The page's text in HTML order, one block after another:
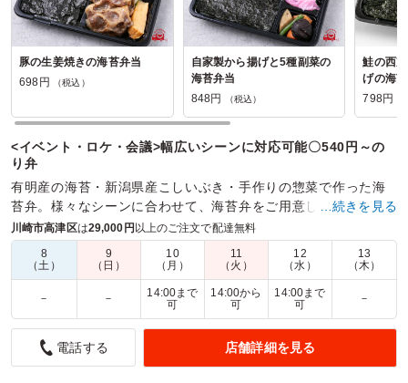
豚の生姜焼きの海苔弁当
698円
（税込）
自家製から揚げと5種副菜の
海苔弁当
848円
（税込）
鮭の西
げの海
798円
<イベント・ロケ・会議>幅広いシーンに対応可能〇540円～の
り弁
有明産の海苔・新潟県産こしいぶき・手作りの惣菜で作った海
苔弁。様々なシーンに合わせて、海苔弁をご用意しています。
商品数： 32 締切日時： 2日前12:00 価格帯：
配達時間：
10:00～19:30
時間通りの配達で安心しました。リーズナブルな価格で美
味しくてよかったです。
5.0 富士見ヶ丘自治会
…続きを見る
川崎市高津区は29,000円以上のご注文で配達無料
8
（土）
9
（日）
10
（月）
11
（火）
12
（水）
13
（木）
－ －
14:00まで
可
14:00から
可
14:00まで
可
－
電話する 店舗詳細を見る